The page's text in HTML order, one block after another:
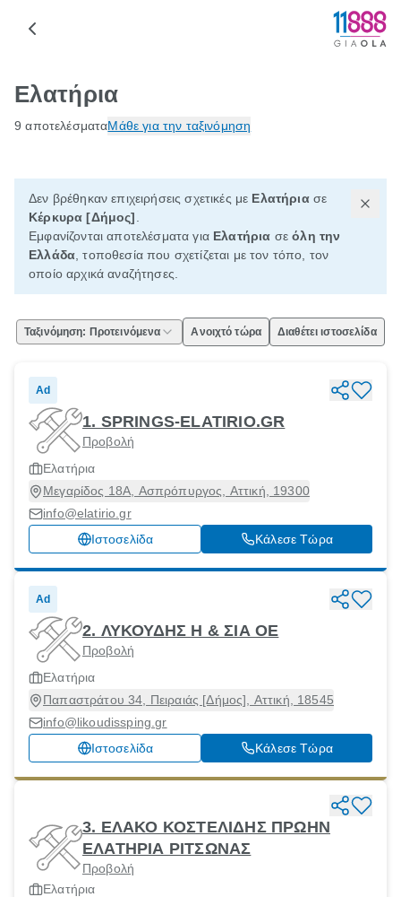
Ελατήρια
9 αποτελέσματαΜάθε για την ταξινόμηση
Δεν βρέθηκαν επιχειρήσεις σχετικές με Ελατήριασε
Κέρκυρα [Δήμος]
Εμφανίζονται αποτελέσματα για Ελατήρια σεόλη την
Ελλάδα , τοποθεσία που σχετίζεται με τον τόπο, τον
οποίο αρχικά αναζήτησες.
Ταξινόμηση: Προτεινόμενα Ανοιχτό τώρα Διαθέτει ιστοσελίδα
Ad
1. SPRINGS-ELATIRIO.GR
Προβολή
Ελατήρια
Μεγαρίδος 18Α, Ασπρόπυργος, Αττική, 19300
info@elatirio.gr
Ιστοσελίδα
Κάλεσε Τώρα
Ad
2. ΛΥΚΟΥΔΗΣ Η & ΣΙΑ ΟΕ
Προβολή
Ελατήρια
Παπαστράτου 34, Πειραιάς [Δήμος], Αττική, 18545
info@likoudissping.gr
Ιστοσελίδα
Κάλεσε Τώρα
3. ΕΛΑΚΟ ΚΟΣΤΕΛΙΔΗΣ ΠΡΩΗΝ
ΕΛΑΤΗΡΙΑ ΡΙΤΣΩΝΑΣ
Προβολή
Ελατήρια